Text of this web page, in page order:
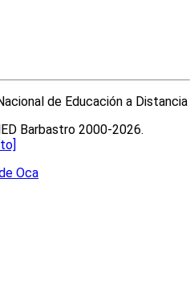
Barbastro 2000-2026.